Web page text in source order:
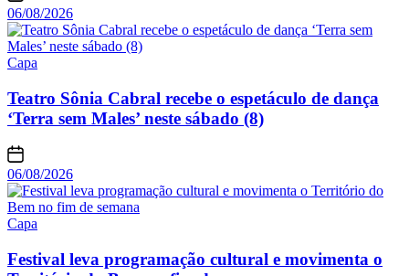
06/08/2026
Capa
Teatro Sônia Cabral recebe o espetáculo de dança
‘Terra sem Males’ neste sábado (8)
06/08/2026
Capa
Festival leva programação cultural e movimenta o